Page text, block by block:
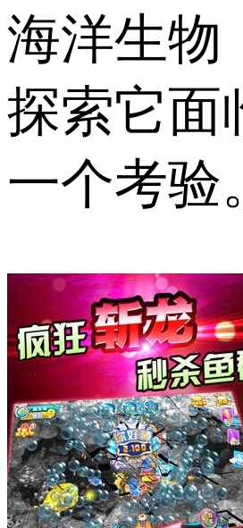
海洋生物
探索它面
一个考验